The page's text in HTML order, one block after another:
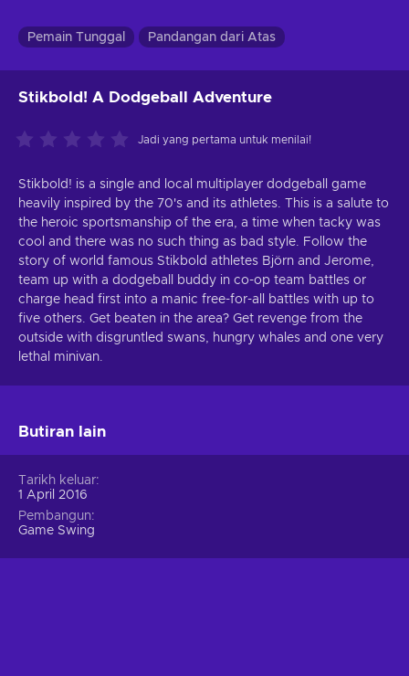
Pemain Tunggal Pandangan dari Atas
Stikbold! A Dodgeball Adventure
Jadi yang pertama untuk menilai!
Stikbold! is a single and local multiplayer dodgeball game
heavily inspired by the 70's and its athletes. This is a salute to
the heroic sportsmanship of the era, a time when tacky was
cool and there was no such thing as bad style. Follow the
story of world famous Stikbold athletes Björn and Jerome,
team up with a dodgeball buddy in co-op team battles or
charge head first into a manic free-for-all battles with up to
five others. Get beaten in the area? Get revenge from the
outside with disgruntled swans, hungry whales and one very
lethal minivan.
Butiran lain
Tarikh keluar
1 April 2016
Pembangun
Game Swing